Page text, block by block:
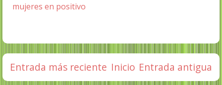
mujeres en positivo
Entrada más reciente Entrada antigua
Inicio